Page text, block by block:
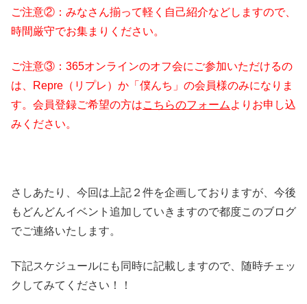
ご注意②：みなさん揃って軽く自己紹介などしますので、
時間厳守でお集まりください。
ご注意③：365オンラインのオフ会にご参加いただけるの
は、Repre（リプレ）か「僕んち」の会員様のみになりま
す。会員登録ご希望の方はこちらのフォーム よりお申し込
みください。
さしあたり、今回は上記２件を企画しておりますが、今後
もどんどんイベント追加していきますので都度このブログ
でご連絡いたします。
下記スケジュールにも同時に記載しますので、随時チェッ
クしてみてください！！